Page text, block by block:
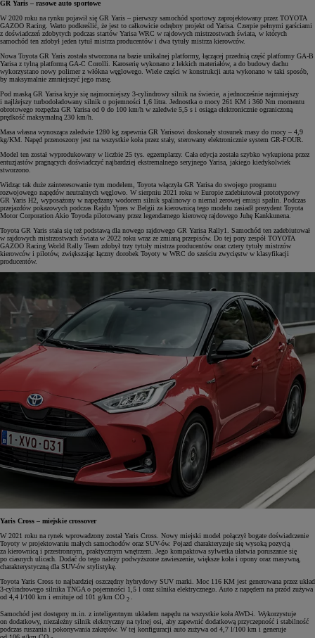
GR Yaris – rasowe auto sportowe
W 2020 roku na rynku pojawił się GR Yaris – pierwszy samochód sportowy zaprojektowany przez TOYOTA
GAZOO Racing. Warto podkreślić, że jest to całkowicie odrębny projekt od Yarisa. Czerpie pełnymi garściami
z doświadczeń zdobytych podczas startów Yarisa WRC w rajdowych mistrzostwach świata, w których
samochód ten zdobył jeden tytuł mistrza producentów i dwa tytuły mistrza kierowców.
Nowa Toyota GR Yaris została stworzona na bazie unikalnej platformy, łączącej przednią część platformy GA-B
Yarisa z tylną platformą GA-C Corolli. Karoserię wykonano z lekkich materiałów, a do budowy dachu
wykorzystano nowy polimer z włókna węglowego. Wiele części w konstrukcji auta wykonano w taki sposób,
by maksymalnie zmniejszyć jego masę.
Pod maską GR Yarisa kryje się najmocniejszy 3-cylindrowy silnik na świecie, a jednocześnie najmniejszy
i najlżejszy turbodoładowany silnik o pojemności 1,6 litra. Jednostka o mocy 261 KM i 360 Nm momentu
obrotowego rozpędza GR Yarisa od 0 do 100 km/h w zaledwie 5,5 s i osiąga elektronicznie ograniczoną
prędkość maksymalną 230 km/h.
Masa własna wynosząca zaledwie 1280 kg zapewnia GR Yarisowi doskonały stosunek masy do mocy – 4,9
kg/KM. Napęd przenoszony jest na wszystkie koła przez stały, sterowany elektronicznie system GR-FOUR.
Model ten został wyprodukowany w liczbie 25 tys. egzemplarzy. Cała edycja została szybko wykupiona przez
entuzjastów pragnących doświadczyć najbardziej ekstremalnego seryjnego Yarisa, jakiego kiedykolwiek
stworzono.
Widząc tak duże zainteresowanie tym modelem, Toyota włączyła GR Yarisa do swojego programu
rozwojowego napędów neutralnych węglowo. W sierpniu 2021 roku w Europie zadebiutował prototypowy
GR Yaris H2, wyposażony w napędzany wodorem silnik spalinowy o niemal zerowej emisji spalin. Podczas
przejazdów pokazowych podczas Rajdu Ypres w Belgii za kierownicą tego modelu zasiadł prezydent Toyota
Motor Corporation Akio Toyoda pilotowany przez legendarnego kierowcę rajdowego Juhę Kankkunena.
Toyota GR Yaris stała się też podstawą dla nowego rajdowego GR Yarisa Rally1. Samochód ten zadebiutował
w rajdowych mistrzostwach świata w 2022 roku wraz ze zmianą przepisów. Do tej pory zespół TOYOTA
GAZOO Racing World Rally Team zdobył trzy tytuły mistrza producentów oraz cztery tytuły mistrzów
kierowców i pilotów, zwiększając łączny dorobek Toyoty w WRC do sześciu zwycięstw w klasyfikacji
producentów.
Yaris Cross – miejskie crossover
W 2021 roku na rynek wprowadzony został Yaris Cross. Nowy miejski model połączył bogate doświadczenie
Toyoty w projektowaniu małych samochodów oraz SUV-ów. Pojazd charakteryzuje się wysoką pozycją
za kierownicą i przestronnym, praktycznym wnętrzem. Jego kompaktowa sylwetka ułatwia poruszanie się
po ciasnych ulicach. Dodać do tego należy podwyższone zawieszenie, większe koła i opony oraz masywną,
charakterystyczną dla SUV-ów stylistykę.
Toyota Yaris Cross to najbardziej oszczędny hybrydowy SUV marki. Moc 116 KM jest generowana przez układ
3-cylindrowego silnika TNGA o pojemności 1,5 l oraz silnika elektrycznego. Auto z napędem na przód zużywa
od 4,4 l/100 km i emituje od 101 g/km CO 2
Samochód jest dostępny m.in. z inteligentnym układem napędu na wszystkie koła AWD-i. Wykorzystuje
on dodatkowy, niezależny silnik elektryczny na tylnej osi, aby zapewnić dodatkową przyczepność i stabilność
podczas ruszania i pokonywania zakrętów. W tej konfiguracji auto zużywa od 4,7 l/100 km i generuje